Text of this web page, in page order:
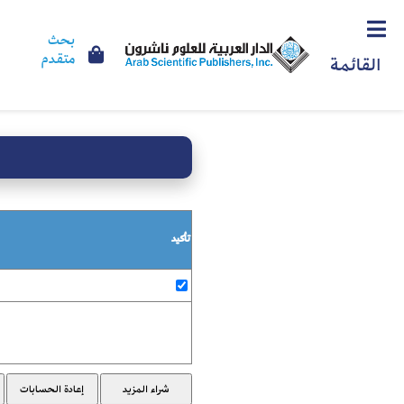
القائمة
بحث
متقدم
تأكيد